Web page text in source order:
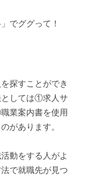
でググって！
探すことができ
としては①求人サ
業案内書を使用
があります。
動をする人がよ
で就職先が見つ